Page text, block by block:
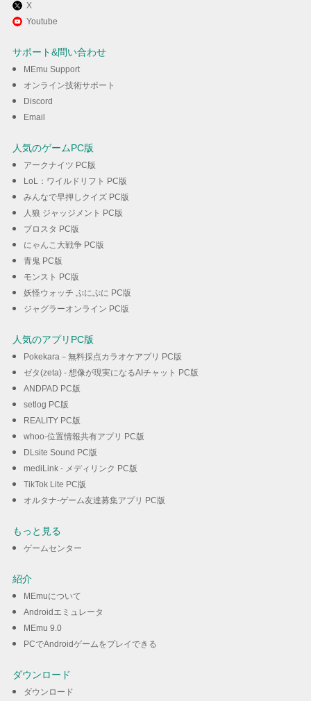
MEmuを使ってパソコンで누누
티비 - 실시간 TV, noonoo tvを
X
Youtube
サポート&問い合わせ
MEmu Support
オンライン技術サポート
Discord
Email
人気のゲームPC版
アークナイツ PC版
LoL：ワイルドリフト PC版
みんなで早押しクイズ PC版
人狼 ジャッジメント PC版
ブロスタ PC版
にゃんこ大戦争 PC版
青鬼 PC版
モンスト PC版
妖怪ウォッチ ぷにぷに PC版
ジャグラーオンライン PC版
人気のアプリPC版
Pokekara－無料採点カラオケアプリ PC版
ゼタ(zeta) - 想像が現実になるAIチャット PC版
ANDPAD PC版
setlog PC版
REALITY PC版
whoo-位置情報共有アプリ PC版
DLsite Sound PC版
mediLink - メディリンク PC版
TikTok Lite PC版
オルタナ-ゲーム友達募集アプリ PC版
もっと見る
ゲームセンター
紹介
MEmuについて
Androidエミュレータ
MEmu 9.0
PCでAndroidゲームをプレイできる
ダウンロード
ダウンロード